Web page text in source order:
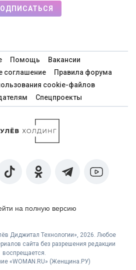
Помощь
Вакансии
соглашение
Правила форума
cookie-файлов
Спецпроекты
на полную версию
Диджитал Технологии», 2026. Любое
сайта без разрешения редакции
воспрещается.
«WOMAN.RU» (Женщина.РУ)